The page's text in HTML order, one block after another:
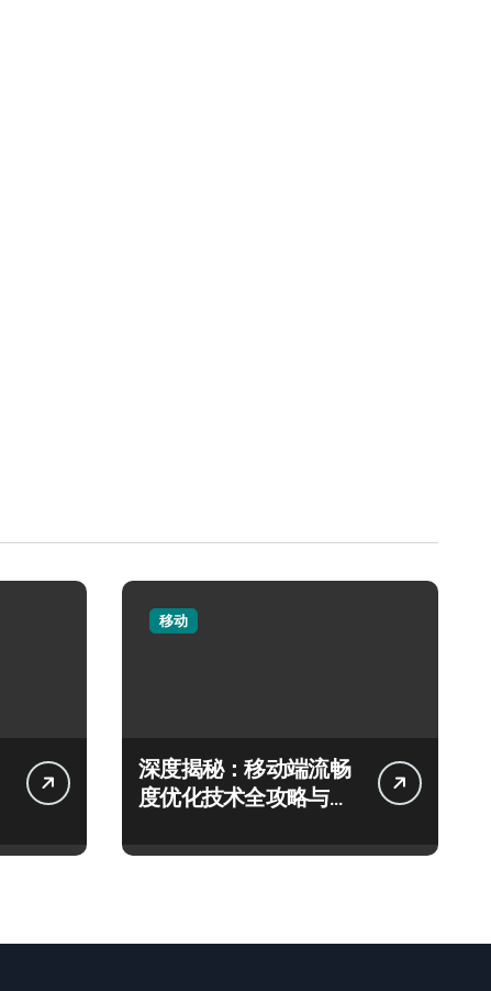
移动
深度揭秘：移动端流畅
度优化技术全攻略与性